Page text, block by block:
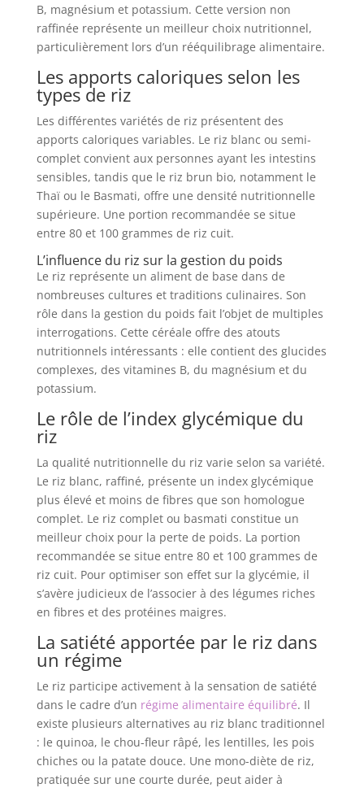
B, magnésium et potassium. Cette version non
raffinée représente un meilleur choix nutritionnel,
particulièrement lors d’un rééquilibrage alimentaire.
Les apports caloriques selon les
types de riz
Les différentes variétés de riz présentent des
apports caloriques variables. Le riz blanc ou semi-
complet convient aux personnes ayant les intestins
sensibles, tandis que le riz brun bio, notamment le
Thaï ou le Basmati, offre une densité nutritionnelle
supérieure. Une portion recommandée se situe
entre 80 et 100 grammes de riz cuit.
L’influence du riz sur la gestion du poids
Le riz représente un aliment de base dans de
nombreuses cultures et traditions culinaires. Son
rôle dans la gestion du poids fait l’objet de multiples
interrogations. Cette céréale offre des atouts
nutritionnels intéressants : elle contient des glucides
complexes, des vitamines B, du magnésium et du
potassium.
Le rôle de l’index glycémique du
riz
La qualité nutritionnelle du riz varie selon sa variété.
Le riz blanc, raffiné, présente un index glycémique
plus élevé et moins de fibres que son homologue
complet. Le riz complet ou basmati constitue un
meilleur choix pour la perte de poids. La portion
recommandée se situe entre 80 et 100 grammes de
riz cuit. Pour optimiser son effet sur la glycémie, il
s’avère judicieux de l’associer à des légumes riches
en fibres et des protéines maigres.
La satiété apportée par le riz dans
un régime
Le riz participe activement à la sensation de satiété
dans le cadre d’un régime alimentaire équilibré. Il
existe plusieurs alternatives au riz blanc traditionnel
: le quinoa, le chou-fleur râpé, les lentilles, les pois
chiches ou la patate douce. Une mono-diète de riz,
pratiquée sur une courte durée, peut aider à